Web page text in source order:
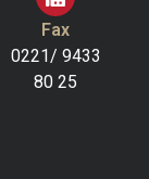
Fax
0221/ 9433
80 25